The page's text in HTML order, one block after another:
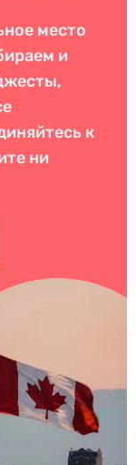
место
и
к
ни